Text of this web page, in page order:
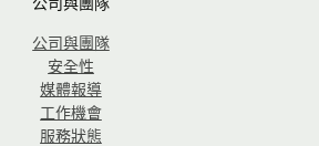
公司與團隊
安全性
媒體報導
工作機會
服務狀態